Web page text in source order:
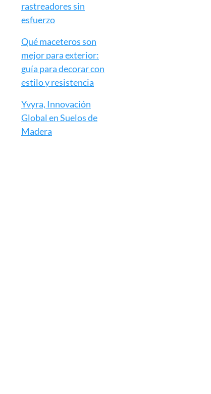
rastreadores sin
esfuerzo
Qué maceteros son
mejor para exterior:
guía para decorar con
estilo y resistencia
Yvyra, Innovación
Global en Suelos de
Madera